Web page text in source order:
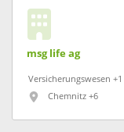
msg life ag
Versicherungswesen +1
Chemnitz +6